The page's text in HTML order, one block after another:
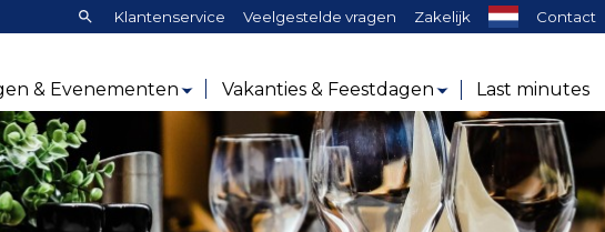
Zoeken:Klantenservice Veelgestelde vragen Zakelijk Contact
& Evenementen Vakanties & Feestdagen Last minutes